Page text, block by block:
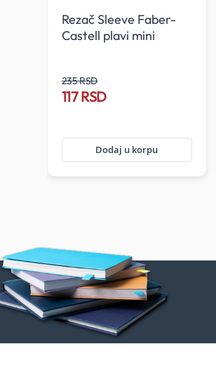
Rezač Sleeve Faber-
Castell plavi mini
235 RSD
117 RSD
Dodaj u korpu